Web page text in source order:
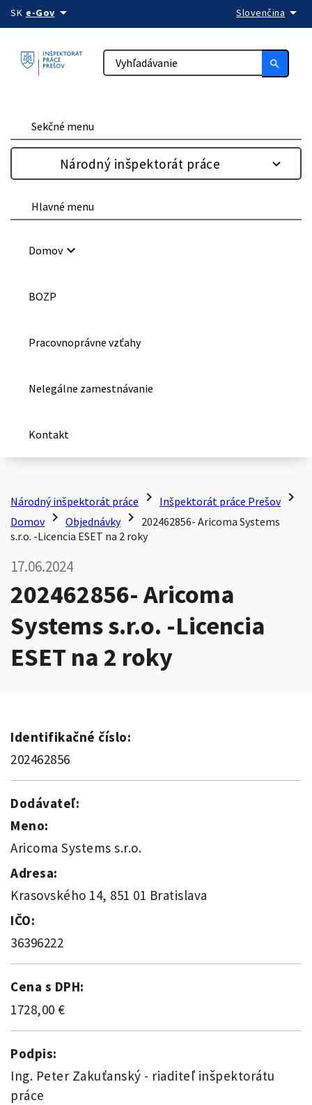
Preskočiť na obsah
SK e-Govarrow_drop_down Slovenčina arrow_drop_down
search
Sekčné menu
Národný inšpektorát práce
Hlavné menu
Domovkeyboard_arrow_down
BOZP
Pracovnoprávne vzťahy
Nelegálne zamestnávanie
Kontakt
Národný inšpektorát práce chevron_right Inšpektorát práce Prešov chevron_right
Domov chevron_right Objednávky chevron_right 202462856- Aricoma Systems
s.r.o. -Licencia ESET na 2 roky
17.06.2024
202462856- Aricoma
Systems s.r.o. -Licencia
ESET na 2 roky
Identifikačné číslo:
202462856
Dodávateľ:
Meno:
Aricoma Systems s.r.o.
Adresa:
Krasovského 14, 851 01 Bratislava
IČO:
36396222
Cena s DPH:
1728,00 €
Podpis:
Ing. Peter Zakuťanský - riaditeľ inšpektorátu
práce